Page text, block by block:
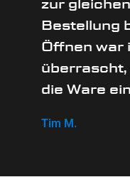
zur
Bestellung
Öffnen war
die Ware
Tim M.